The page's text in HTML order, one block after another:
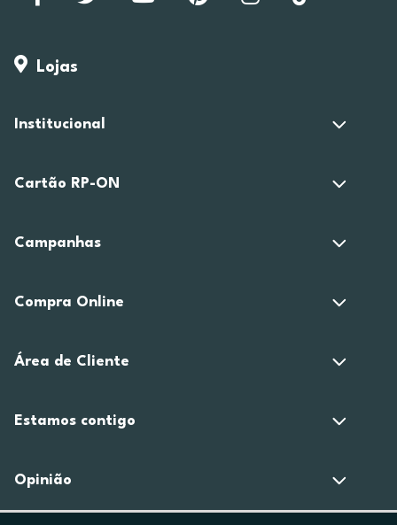
Lojas
Institucional
Cartão RP-ON
Campanhas
Compra Online
Área de Cliente
Estamos contigo
Opinião